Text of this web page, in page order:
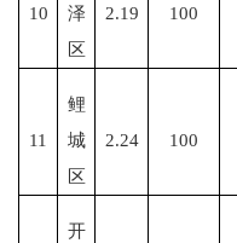
10
泽
区
2.19 100
11
鲤
城
区
2.24 100
开